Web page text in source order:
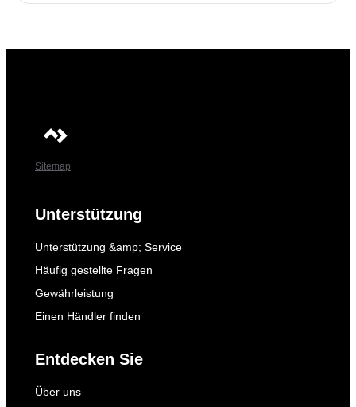
Sitemap
Unterstützung
Unterstützung &amp; Service
Häufig gestellte Fragen
Gewährleistung
Einen Händler finden
Entdecken Sie
Über uns